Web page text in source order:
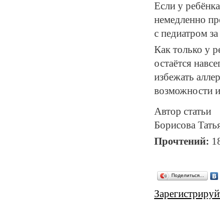
Если у
немедленно
с педиатром
Как только у
остаётся
избежать
возможности
Автор статьи
Борисова
Прочтений:
Поделиться…